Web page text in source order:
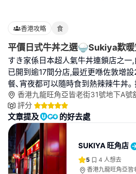
香港攻略 食
平價日式牛丼之選🍚Sukiya歎
すき家係日本超人氣牛丼連鎖店之一
已開到逾17間分店,最近更喺佐敦增
餐､宵夜都可以隨時食到熱辣辣牛丼｡
香港九龍旺角亞皆老街31號地下A號
評分
文章提及 的好去處
SUKIYA 旺角店
5 4 人想去
香港九龍旺角亞皆